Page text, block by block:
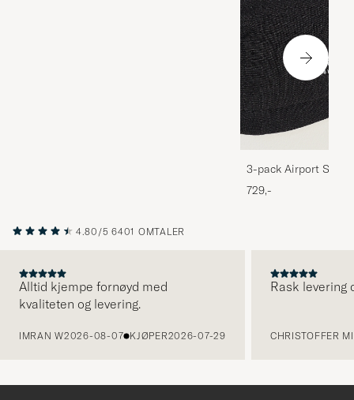
3-pack Airport
Melange
729,-
4.80/5 6401 OMTALER
Alltid kjempe fornøyd med
kvaliteten og levering.
IMRAN W2026-08-07 KJØPER2026-07-29
Rask levering
CHRISTOFFER